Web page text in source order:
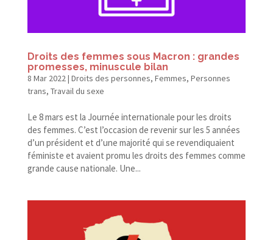
Droits des femmes sous Macron : grandes
promesses, minuscule bilan
8 Mar 2022| Droits des personnes, Femmes, Personnes
trans, Travail du sexe
Le 8 mars est la Journée internationale pour les droits
des femmes. C’est l’occasion de revenir sur les 5 années
d’un président et d’une majorité qui se revendiquaient
féministe et avaient promu les droits des femmes comme
grande cause nationale. Une...